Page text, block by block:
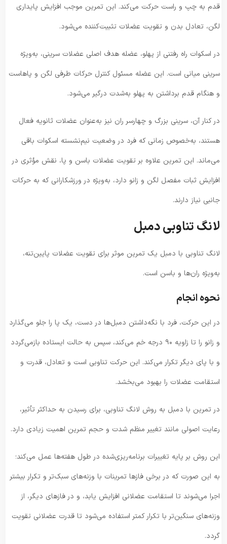
قدم به چپ و راست حرکت می‌کند. این تمرین موجب افزایش پایداری
لگن، تعادل بدن و تقویت عضلات تثبیت‌کننده می‌شود.
در اسکوات راه رفتنی از پهلو، عضله هدف اصلی عضلات سرینی، به‌ویژه
سرینی میانی است. این عضله مسئول کنترل حرکات طرفی لگن و پاهاست
و هنگام قدم برداشتن به پهلو به‌شدت درگیر می‌شود.
در کنار آن، سرینی بزرگ و چهارسر ران نیز به‌عنوان عضلات ثانویه فعال
هستند، به‌خصوص زمانی که فرد در وضعیت نیم‌نشسته اسکوات باقی
می‌ماند. این تمرین علاوه بر تقویت عضلات باسن و پا، نقش مؤثری در
افزایش ثبات مفصل لگن و زانو دارد، به‌ویژه در ورزشکارانی که به حرکات
جانبی نیاز دارند.
لانگ تناوبی دمبل
لانگ تناوبی با دمبل یک تمرین موثر برای تقویت عضلات پایین‌تنه،
به‌ویژه ران‌ها و باسن است.
نحوه انجام
در این حرکت، فرد با نگه‌داشتن دمبل‌ها در دست، یک پا را جلو می‌گذارد
و زانو را تا زاویه ۹۰ درجه خم می‌کند، سپس به حالت ایستاده بازمی‌گردد
و با پای دیگر تکرار می‌کند. این حرکت تناوبی است و تعادل، قدرت و
استقامت عضلات را بهبود می‌بخشد.
در تمرین با دمبل به روش لانگ تناوبی، برای رسیدن به حداکثر تأثیر،
رعایت اصولی مانند تغییر منظم شدت و حجم تمرین اهمیت زیادی دارد.
این روش بر پایه تغییرات برنامه‌ریزی‌شده در طول هفته‌ها عمل می‌کند؛
به این صورت که در برخی فازها تمرینات با وزنه‌های سبک‌تر و تکرار بیشتر
اجرا می‌شوند تا استقامت عضلانی افزایش یابد، و در فازهای دیگر، از
وزنه‌های سنگین‌تر با تکرار کمتر استفاده می‌شود تا قدرت عضلانی تقویت
گردد.